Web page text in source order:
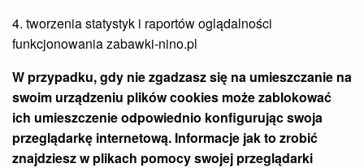
4. tworzenia statystyk i raportów oglądalności
funkcjonowania zabawki-nino.pl
W przypadku, gdy nie zgadzasz się na umieszczanie na
swoim urządzeniu plików cookies może zablokować
ich umieszczenie odpowiednio konfigurując swoja
przeglądarkę internetową. Informacje jak to zrobić
znajdziesz w plikach pomocy swojej przeglądarki